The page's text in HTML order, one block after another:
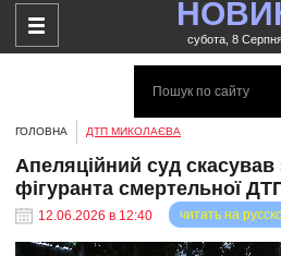
субота, 8
ГОЛОВНА ДТП МИКОЛАЄВА
Апеляційний суд скасував
фігуранта смертельної
12.06.2026 в 12:40 читать на